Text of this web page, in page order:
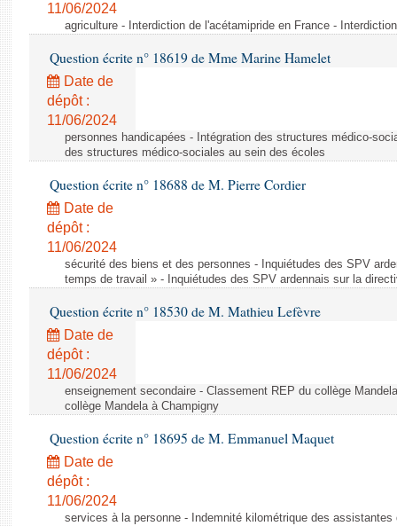
11/06/2024
agriculture - Interdiction de l'acétamipride en France -
Question écrite n° 18619 de Mme Marine Hamelet
Date de
dépôt :
11/06/2024
personnes handicapées - Intégration des structures médico-
des structures médico-sociales au sein des écoles
Question écrite n° 18688 de M. Pierre Cordier
Date de
dépôt :
11/06/2024
sécurité des biens et des personnes - Inquiétudes des SPV
temps de travail » - Inquiétudes des SPV ardennais sur la
Question écrite n° 18530 de M. Mathieu Lefèvre
Date de
dépôt :
11/06/2024
enseignement secondaire - Classement REP du collège
collège Mandela à Champigny
Question écrite n° 18695 de M. Emmanuel Maquet
Date de
dépôt :
11/06/2024
services à la personne - Indemnité kilométrique des